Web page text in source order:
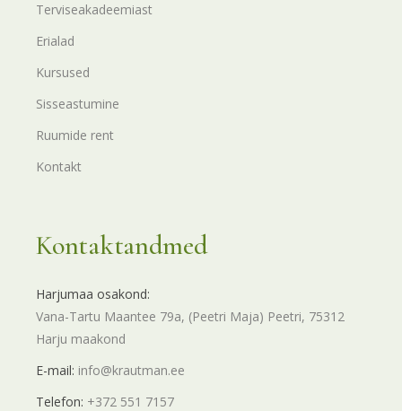
Terviseakadeemiast
Erialad
Kursused
Sisseastumine
Ruumide rent
Kontakt
Kontaktandmed
Harjumaa osakond:
Vana-Tartu Maantee 79a, (Peetri Maja) Peetri, 75312
Harju maakond
E-mail: info@krautman.ee
Telefon: +372 551 7157